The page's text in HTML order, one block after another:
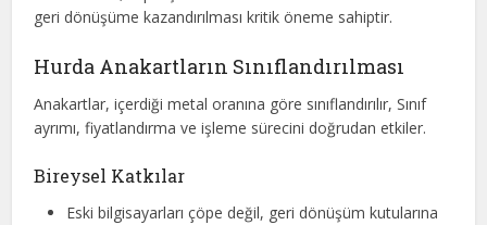
geri dönüşüme kazandırılması kritik öneme sahiptir.
Hurda Anakartların Sınıflandırılması
Anakartlar, içerdiği metal oranına göre sınıflandırılır, Sınıf
ayrımı, fiyatlandırma ve işleme sürecini doğrudan etkiler.
Bireysel Katkılar
Eski bilgisayarları çöpe değil, geri dönüşüm kutularına